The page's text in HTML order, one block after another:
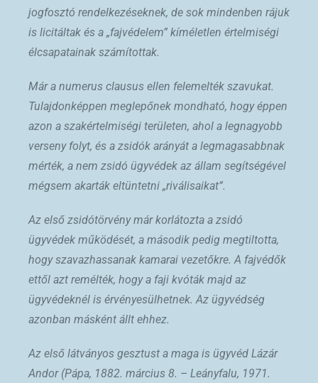
jogfosztó rendelkezéseknek, de sok mindenben rájuk
is licitáltak és a „fajvédelem” kíméletlen értelmiségi
élcsapatainak számítottak.
Már a numerus clausus ellen felemelték szavukat.
Tulajdonképpen meglepőnek mondható, hogy éppen
azon a szakértelmiségi területen, ahol a legnagyobb
verseny folyt, és a zsidók arányát a legmagasabbnak
mérték, a nem zsidó ügyvédek az állam segítségével
mégsem akarták eltüntetni „riválisaikat”.
Az első zsidótörvény már korlátozta a zsidó
ügyvédek működését, a második pedig megtiltotta,
hogy szavazhassanak kamarai vezetőkre. A fajvédők
ettől azt remélték, hogy a faji kvóták majd az
ügyvédeknél is érvényesülhetnek. Az ügyvédség
azonban másként állt ehhez.
Az első látványos gesztust a maga is ügyvéd Lázár
Andor (Pápa, 1882. március 8. – Leányfalu, 1971.